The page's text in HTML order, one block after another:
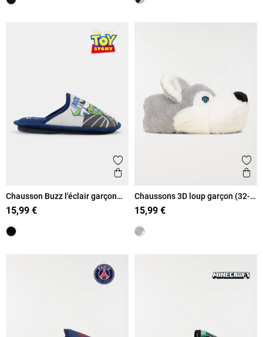
Ajouter aux favoris
Aperçu rapide
Chausson Buzz l'éclair garçon
(30-35)
15,99 €
Chaussons 3D loup garçon (32-
39)
15,99 €